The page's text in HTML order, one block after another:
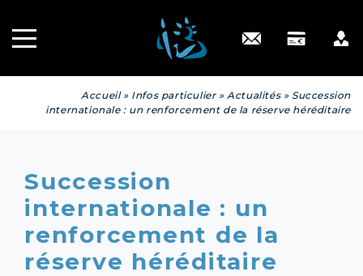
Engagé RSE
Contact
Accueil» Infos particulier»Actualités» Succession
internationale : un renforcement de la réserve héréditaire
Succession
internationale : un
renforcement de la
réserve héréditaire